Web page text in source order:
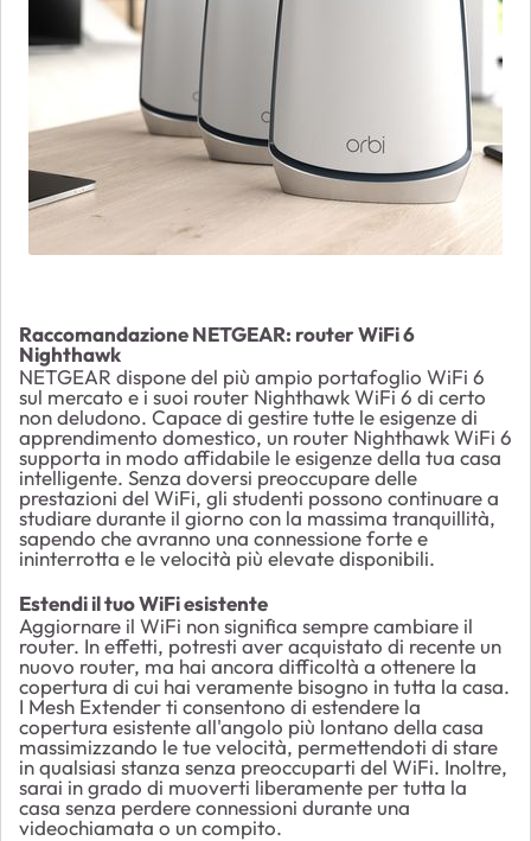
Raccomandazione NETGEAR: router WiFi 6
Nighthawk
NETGEAR dispone del più ampio portafoglio WiFi 6
sul mercato e i suoi router Nighthawk WiFi 6 di certo
non deludono. Capace di gestire tutte le esigenze di
apprendimento domestico, un router Nighthawk WiFi 6
supporta in modo affidabile le esigenze della tua casa
intelligente. Senza doversi preoccupare delle
prestazioni del WiFi, gli studenti possono continuare a
studiare durante il giorno con la massima tranquillità,
sapendo che avranno una connessione forte e
ininterrotta e le velocità più elevate disponibili.
Estendi il tuo WiFi esistente
Aggiornare il WiFi non significa sempre cambiare il
router. In effetti, potresti aver acquistato di recente un
nuovo router, ma hai ancora difficoltà a ottenere la
copertura di cui hai veramente bisogno in tutta la casa.
I Mesh Extender ti consentono di estendere la
copertura esistente all'angolo più lontano della casa
massimizzando le tue velocità, permettendoti di stare
in qualsiasi stanza senza preoccuparti del WiFi. Inoltre,
sarai in grado di muoverti liberamente per tutta la
casa senza perdere connessioni durante una
videochiamata o un compito.